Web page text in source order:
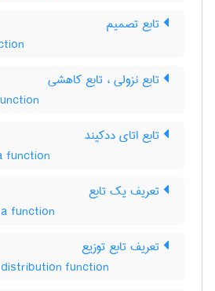
تابع تصمیم
تابع نزولی ، تابع کاهشی
تابع اتای ددکیند
function
تعریف یک تابع
function
تعریف تابع توزیع
function